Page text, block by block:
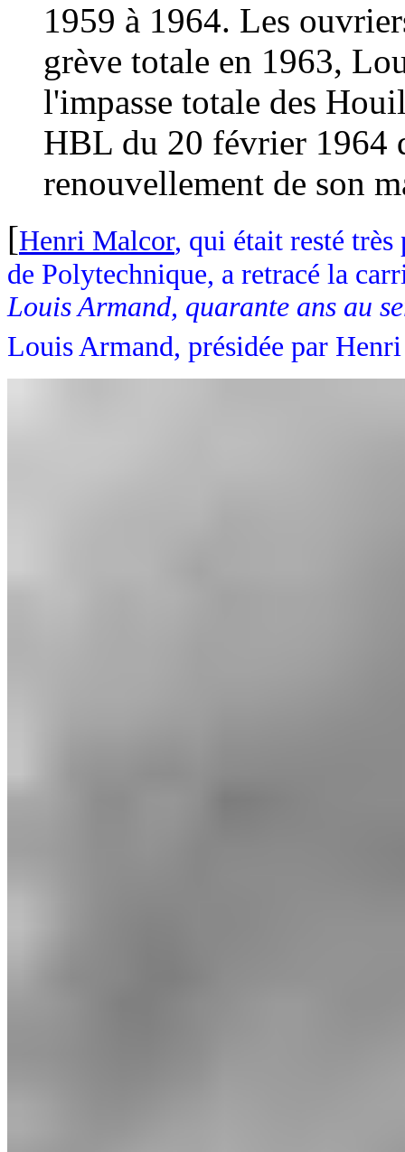
1959 à 1964. Les
grève totale en 1963,
l'impasse totale des
HBL du 20 février 1964
renouvellement de son
[Henri Malcor, qui était resté
de Polytechnique, a retracé la
Louis Armand, quarante ans au
Louis Armand, présidée par